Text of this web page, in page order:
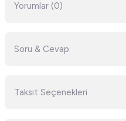
Yorumlar (0)
Soru & Cevap
Taksit Seçenekleri